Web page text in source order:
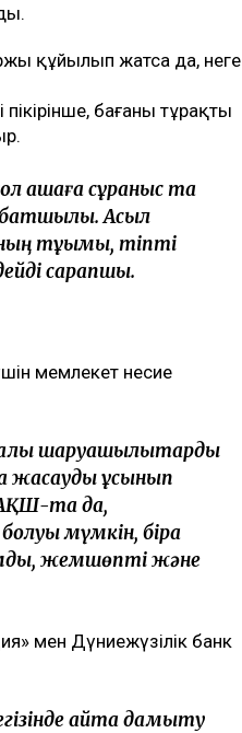
құйылып жатса да, неге
бағаның тұрақты
ақшаға сұраныс та
Асыл
тұқымы, тіпті
сарапшы.
мемлекет несие
шаруашылықтарды
жасауды ұсынып
АҚШ-та да,
мүмкін, бірақ
жемшөпті және
мен Дүниежүзілік банк
қайта дамыту